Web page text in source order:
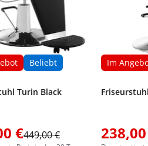
Beliebt
Turin Black
€449,00 €
Im